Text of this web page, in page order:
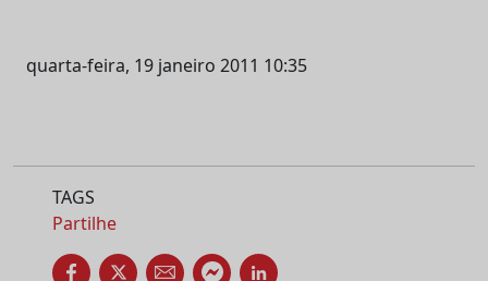
quarta-feira, 19 janeiro 2011 10:35
TAGS
Partilhe